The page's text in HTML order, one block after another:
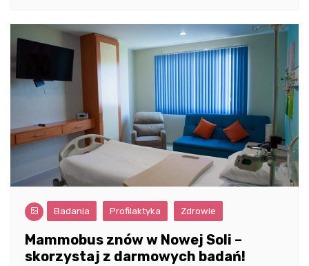
Badania Profilaktyka Zdrowie
Mammobus znów w Nowej Soli –
skorzystaj z darmowych badań!